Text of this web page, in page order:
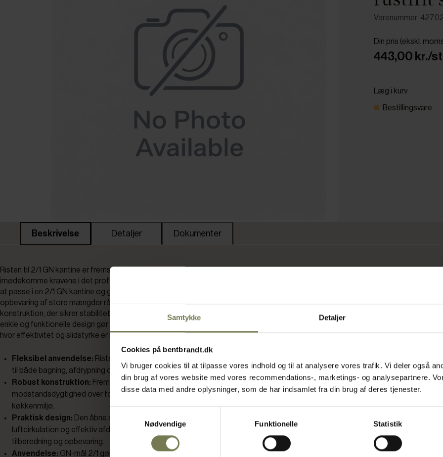
Samtykke Detaljer
Cookies på bentbrandt.dk
Vi bruger cookies til at tilpasse vores indhold og til at analysere vores trafik. Vi deler også
din brug af vores website med vores recommendations-, marketings- og analysepartnere.
disse data med andre oplysninger, som de har indsamlet fra din brug af deres tjenester.
Nødvendige
Funktionelle Statistik
Varenummer:
Din pris (ekskl.
443,00 kr./
Læg i kurv
Bestillingsvare
Beskrivelse Detaljer Dokumenter
Risten til 2/1 GN kantine er fremstillet i rustfrit stål og udviklet til at
imødekomme kravene i det professionelle køkken. Den er præcist designet til
at passe i en 2/1 GN kantine og giver mulighed for tilberedning, afdrypning eller
opbevaring af store mængder råvarer og færdige retter. Risten har en solid
konstruktion, der sikrer stabilitet og lang holdbarhed, selv ved hyppig brug. Det
enkle og funktionelle design gør den let at integrere i daglige arbejdsgange,
hvor effektivitet og slidstyrke er i fokus.
Fleksibel anvendelse: Risten er tilpasset 2/1 GN kantiner og kan bruges
til både bagning, afdrypning og opbevaring af råvarer eller færdige retter.
Robust konstruktion: Fremstillet i rustfrit stål, hvilket giver høj
modstandsdygtighed over for korrosion og sikrer lang levetid i et travlt
køkkenmiljø.
Praktisk design: Den åbne struktur og jævnt fordelte stænger giver god
luftcirkulation og effektiv afdrypning, hvilket understøtter ensartet
tilberedning og opbevaring.
Anvendelse: GN-mål 2/1 gør risten kompatibel med standard kantiner og